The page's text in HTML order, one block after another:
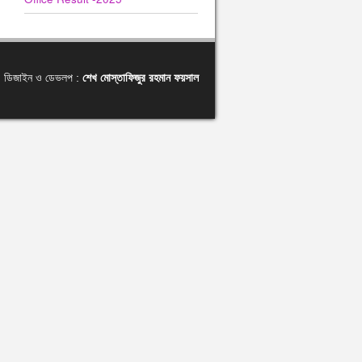
ডিজাইন ও ডেভলপ : শেখ মোস্তাফিজুর রহমান ফয়সাল